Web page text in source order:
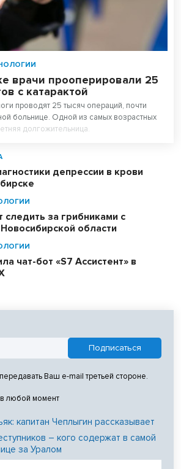
врачи прооперировали 25
с катарактой
проводят 25 тысяч операций, почти
больнице. Одной из самых возрастных
долгожительница.
депрессии в крови
следить за грибниками с
области
чат-бот «S7 Ассистент» в
Ваш e-mail третьей стороне.
любой момент
капитан Чеплыгин рассказывает
– кого содержат в самой
за Уралом